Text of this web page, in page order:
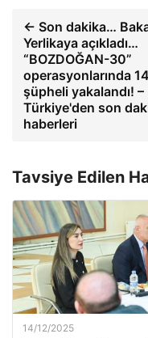
← Son dakika…
Yerlikaya açıkladı…
“BOZDOĞAN-30”
operasyonlarında
şüpheli yakalandı! –
Türkiye'den son
haberleri
Tavsiye Edilen
14/12/2025